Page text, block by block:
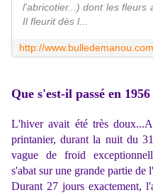
l'abricotier...) dont les fleurs
Il fleurit dès l...
Que s'est-il passé en 1956
L'hiver avait été très
printanier, durant la nuit du
vague de froid
s'abat sur une grande partie de
Durant 27 jours exactement,